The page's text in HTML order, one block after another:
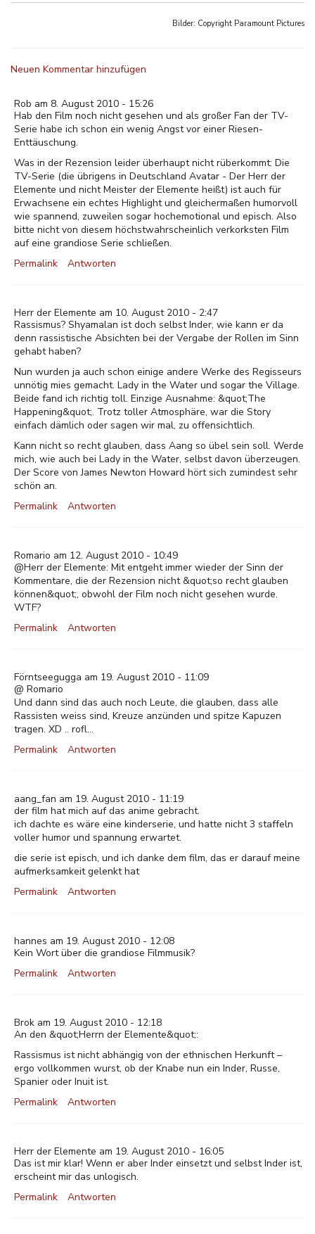
Bilder: Copyright Paramount Pictures
Neuen Kommentar hinzufügen
Rob am 8. August 2010 - 15:26
Hab den Film noch nicht gesehen und als großer Fan der TV-
Serie habe ich schon ein wenig Angst vor einer Riesen-
Enttäuschung.
Was in der Rezension leider überhaupt nicht rüberkommt: Die
TV-Serie (die übrigens in Deutschland Avatar - Der Herr der
Elemente und nicht Meister der Elemente heißt) ist auch für
Erwachsene ein echtes Highlight und gleichermaßen humorvoll
wie spannend, zuweilen sogar hochemotional und episch. Also
bitte nicht von diesem höchstwahrscheinlich verkorksten Film
auf eine grandiose Serie schließen.
Permalink
Antworten
Herr der Elemente am 10. August 2010 - 2:47
Rassismus? Shyamalan ist doch selbst Inder, wie kann er da
denn rassistische Absichten bei der Vergabe der Rollen im Sinn
gehabt haben?
Nun wurden ja auch schon einige andere Werke des Regisseurs
unnötig mies gemacht. Lady in the Water und sogar the Village.
Beide fand ich richtig toll. Einzige Ausnahme: &quot;The
Happening&quot;. Trotz toller Atmosphäre, war die Story
einfach dämlich oder sagen wir mal, zu offensichtlich.
Kann nicht so recht glauben, dass Aang so übel sein soll. Werde
mich, wie auch bei Lady in the Water, selbst davon überzeugen.
Der Score von James Newton Howard hört sich zumindest sehr
schön an.
Permalink
Antworten
Romario am 12. August 2010 - 10:49
@Herr der Elemente: Mit entgeht immer wieder der Sinn der
Kommentare, die der Rezension nicht &quot;so recht glauben
können&quot;, obwohl der Film noch nicht gesehen wurde.
WTF?
Permalink
Antworten
Förntseegugga am 19. August 2010 - 11:09
@ Romario
Und dann sind das auch noch Leute, die glauben, dass alle
Rassisten weiss sind, Kreuze anzünden und spitze Kapuzen
tragen. XD .. rofl...
Permalink
Antworten
aang_fan am 19. August 2010 - 11:19
der film hat mich auf das anime gebracht.
ich dachte es wäre eine kinderserie, und hatte nicht 3 staffeln
voller humor und spannung erwartet.
die serie ist episch, und ich danke dem film, das er darauf meine
aufmerksamkeit gelenkt hat
Permalink
Antworten
hannes am 19. August 2010 - 12:08
Kein Wort über die grandiose Filmmusik?
Permalink
Antworten
Brok am 19. August 2010 - 12:18
An den &quot;Herrn der Elemente&quot;:
Rassismus ist nicht abhängig von der ethnischen Herkunft –
ergo vollkommen wurst, ob der Knabe nun ein Inder, Russe,
Spanier oder Inuit ist.
Permalink
Antworten
Herr der Elemente am 19. August 2010 - 16:05
Das ist mir klar! Wenn er aber Inder einsetzt und selbst Inder ist,
erscheint mir das unlogisch.
Permalink
Antworten